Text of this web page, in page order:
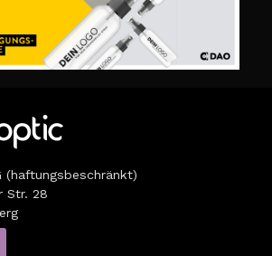
(haftungsbeschränkt)
Str. 28